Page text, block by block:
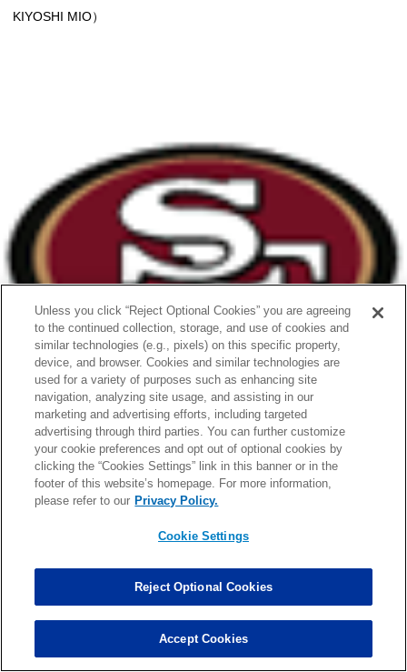
KIYOSHI MIO）
Unless you click “Reject Optional Cookies” you are agreeing
to the continued collection, storage, and use of cookies and
similar technologies (e.g., pixels) on this specific property,
device, and browser. Cookies and similar technologies are
used for a variety of purposes such as enhancing site
navigation, analyzing site usage, and assisting in our
marketing and advertising efforts, including targeted
advertising through third parties. You can further customize
your cookie preferences and opt out of optional cookies by
clicking the “Cookies Settings” link in this banner or in the
footer of this website’s homepage. For more information,
please refer to our Privacy Policy.
Cookie Settings
Reject Optional Cookies
Accept Cookies